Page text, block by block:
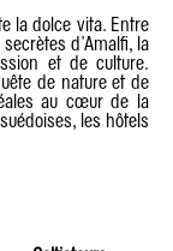
la dolce vita. Entre
d’Amalfi, la
et de culture.
de nature et de
au cœur de la
les hôtels